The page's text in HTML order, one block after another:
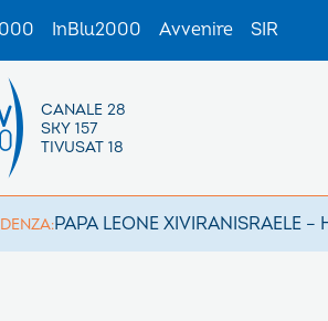
InBlu2000 Avvenire SIR
CANALE 28
SKY 157
TIVUSAT 18
PAPA LEONE XIVIRANISRAELE –